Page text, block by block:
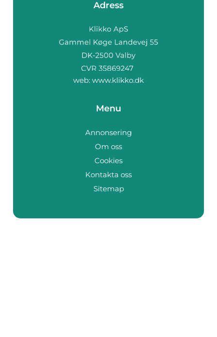
Adress
web: www.klikko.dk
Menu
Annonsering
Om oss
Cookies
Kontakta oss
Sitemap